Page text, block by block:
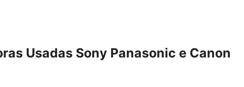
Usadas Sony Panasonic e Canon